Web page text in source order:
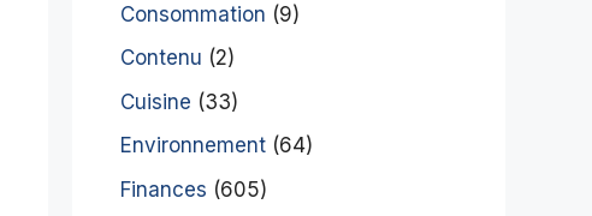
Consommation (9)
Contenu (2)
Cuisine (33)
Environnement (64)
Finances (605)